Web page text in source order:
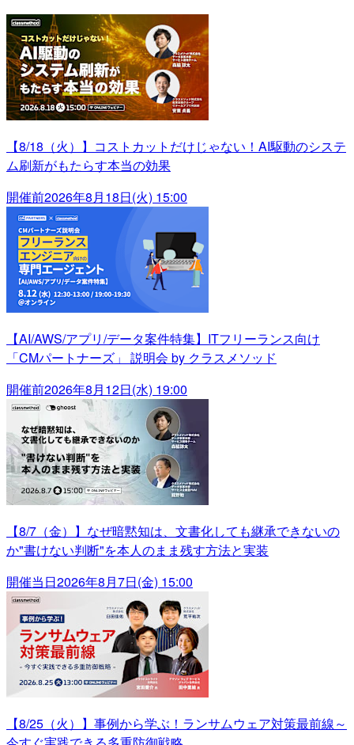
【8/18（火）】コストカットだけじゃない！AI駆動のシステ
ム刷新がもたらす本当の効果
開催前2026年8月18日(火) 15:00
【AI/AWS/アプリ/データ案件特集】ITフリーランス向け
「CMパートナーズ」 説明会 by クラスメソッド
開催前2026年8月12日(水) 19:00
【8/7（金）】なぜ暗黙知は、文書化しても継承できないの
か"書けない判断"を本人のまま残す方法と実装
開催当日2026年8月7日(金) 15:00
【8/25（火）】事例から学ぶ！ランサムウェア対策最前線～